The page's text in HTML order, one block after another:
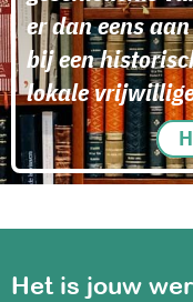
er dan eens
bij een
lokale
Het is jouw